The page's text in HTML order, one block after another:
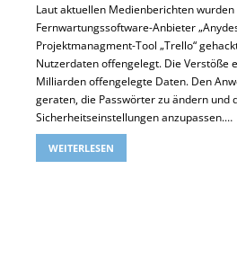
Laut aktuellen Medienberichten
Fernwartungssoftware-Anbieter
Projektmanagment-Tool „Trello“
Nutzerdaten offengelegt. Die Verstöße
Milliarden offengelegte Daten. Den
geraten, die Passwörter zu ändern und
Sicherheitseinstellungen anzupassen.…
WEITERLESEN